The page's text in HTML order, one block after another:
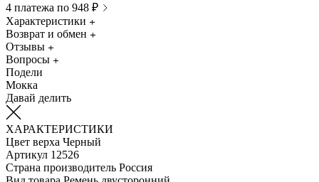
4 платежа по 948 ₽
Характеристики
Возврат и обмен
Отзывы
Вопросы
Подели
Мокка
Давай делить
ХАРАКТЕРИСТИКИ
Цвет верха Черный
Артикул 12526
Страна производитель Россия